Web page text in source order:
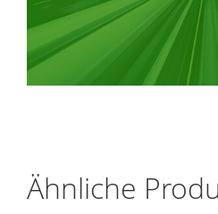
Ähnliche